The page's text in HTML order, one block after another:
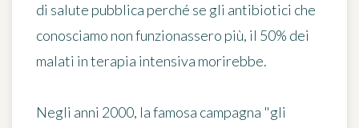
di salute pubblica perché se gli antibiotici che
conosciamo non funzionassero più, il 50% dei
malati in terapia intensiva morirebbe.
Negli anni 2000, la famosa campagna "gli